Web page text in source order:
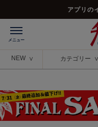
アプリの
NEW カテゴリー